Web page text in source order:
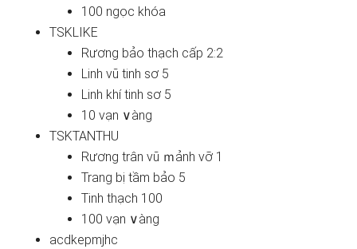
100 ngọc khóa
TSKLIKE
Rương bảo thạch cấp 2:2
Linh vũ tinh sơ 5
Linh khí tinh sơ 5
10 vạn ∨àng
TSKTANTHU
Rương trân vũ ｍảnh vỡ 1
Trang bị tầm bảo 5
Tinh thạch 100
100 vạn ∨àng
acdkepmjhc